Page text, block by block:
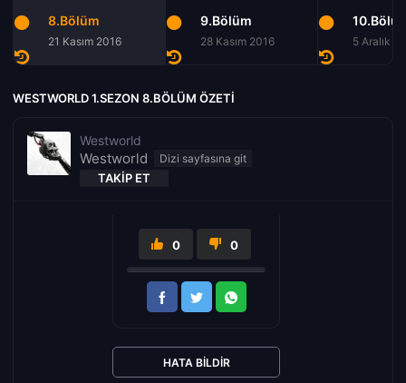
8.Bölüm
21 Kasım 2016
9.Bölüm
28 Kasım 2016 5 Aralık
WESTWORLD 1.SEZON 8.BÖLÜM ÖZETI
Westworld
Westworld
TAKIP ET
0 0
HATA BILDIR